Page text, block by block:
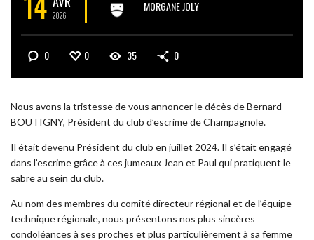
2026
MORGANE JOLY
0 0 35 0
Nous avons la tristesse de vous annoncer le décès de Bernard
BOUTIGNY, Président du club d’escrime de Champagnole.
Il était devenu Président du club en juillet 2024. Il s’était engagé
dans l’escrime grâce à ces jumeaux Jean et Paul qui pratiquent le
sabre au sein du club.
Au nom des membres du comité directeur régional et de l’équipe
technique régionale, nous présentons nos plus sincères
condoléances à ses proches et plus particulièrement à sa femme